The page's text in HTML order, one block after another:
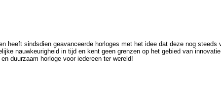
heeft sindsdien geavanceerde horloges met het idee dat deze nog steeds
nauwkeurigheid in tijd en kent geen grenzen op het gebied van
duurzaam horloge voor iedereen ter wereld!